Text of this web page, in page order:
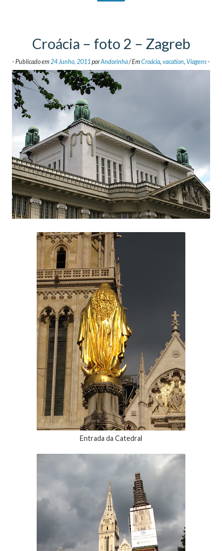
Croácia – foto 2 – Zagreb
-Publicado em24 Junho, 2011porAndorinha/EmCroácia, vacation, Viagens-
Entrada da Catedral